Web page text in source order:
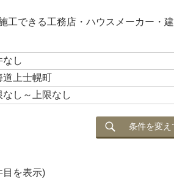
工できる工務店・ハウスメーカー
なし
道上士幌町
なし～上限なし
条件を変え
目を表示)